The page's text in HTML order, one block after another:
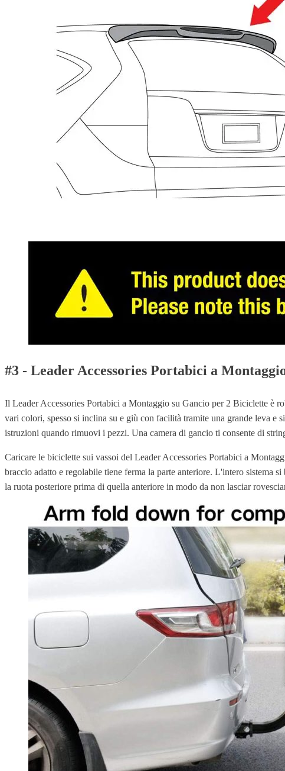
#3 - Leader Accessories Portabici a
Il Leader Accessories Portabici a Montaggio su Gancio per 2 Biciclette è
vari colori, spesso si inclina su e giù con facilità tramite una grande leva e
istruzioni quando rimuovi i pezzi. Una camera di gancio ti consente di
Caricare le biciclette sui vassoi del Leader Accessories Portabici a
braccio adatto e regolabile tiene ferma la parte anteriore. L'intero sistema
la ruota posteriore prima di quella anteriore in modo da non lasciar